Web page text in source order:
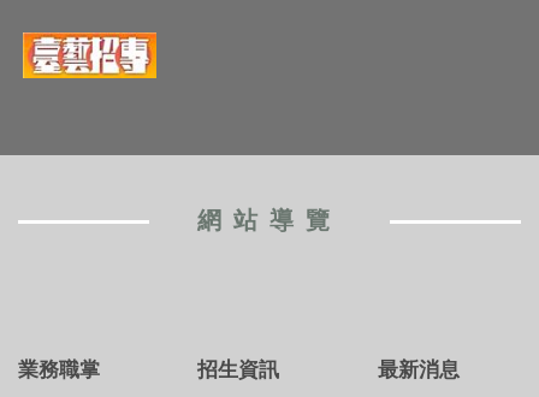
網站導覽
業務職掌 招生資訊 最新消息